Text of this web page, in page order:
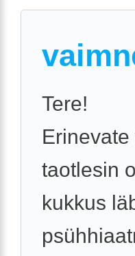
Tere!
taotlesin
kukkus